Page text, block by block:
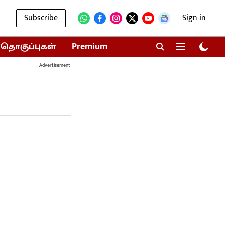
Subscribe Sign in
தொகுப்புகள் Premium
Advertisement